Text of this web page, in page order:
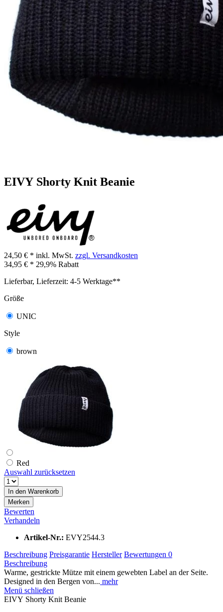
EIVY Shorty Knit Beanie
24,50 € * inkl. MwSt. zzgl. Versandkosten
34,95 € * 29,9% Rabatt
Lieferbar, Lieferzeit: 4-5 Werktage**
Größe
UNIC
Style
brown
Red
Auswahl zurücksetzen
In den Warenkorb
Merken
Bewerten
Verhandeln
Artikel-Nr.: EVY2544.3
Beschreibung Preisgarantie Hersteller Bewertungen 0
Beschreibung
Warme, gestrickte Mütze mit einem gewebten Label an der Seite.
Designed in den Bergen von... mehr
Menü schließen
EIVY Shorty Knit Beanie